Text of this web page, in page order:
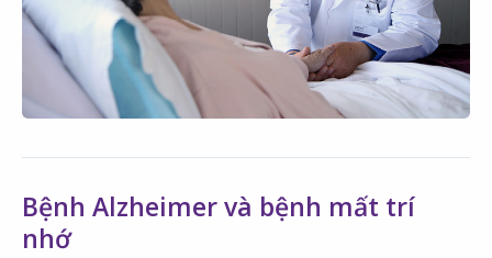
Bệnh Alzheimer và bệnh mất trí
nhớ